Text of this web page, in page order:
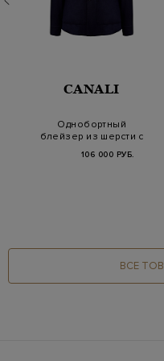
CANALI
Однобортный
блейзер из шерсти с
карманами
106 000 РУБ.
ВСЕ